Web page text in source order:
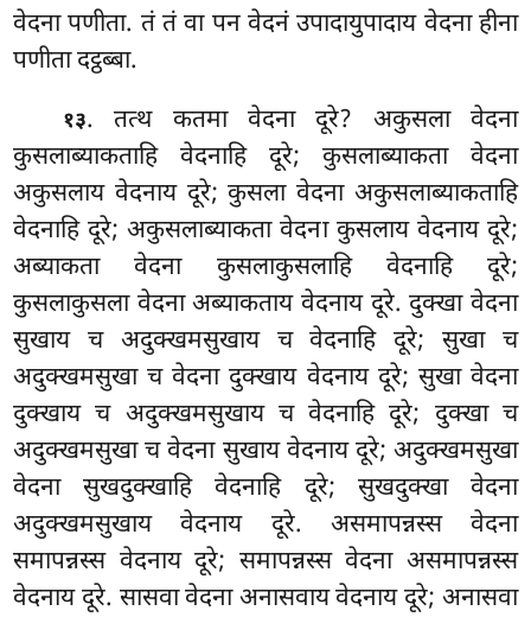
वेदना पणीता. तं तं वा पन वेदनं उपादायुपादाय वेदना हीना
पणीता दट्ठब्बा.
१३. तत्थ कतमा वेदना दूरे? अकुसला वेदना
कुसलाब्याकताहि वेदनाहि दूरे; कुसलाब्याकता वेदना
अकुसलाय वेदनाय दूरे; कुसला वेदना अकुसलाब्याकताहि
वेदनाहि दूरे; अकुसलाब्याकता वेदना कुसलाय वेदनाय दूरे;
अब्याकता वेदना कुसलाकुसलाहि वेदनाहि दूरे;
कुसलाकुसला वेदना अब्याकताय वेदनाय दूरे. दुक्खा वेदना
सुखाय च अदुक्खमसुखाय च वेदनाहि दूरे; सुखा च
अदुक्खमसुखा च वेदना दुक्खाय वेदनाय दूरे; सुखा वेदना
दुक्खाय च अदुक्खमसुखाय च वेदनाहि दूरे; दुक्खा च
अदुक्खमसुखा च वेदना सुखाय वेदनाय दूरे; अदुक्खमसुखा
वेदना सुखदुक्खाहि वेदनाहि दूरे; सुखदुक्खा वेदना
अदुक्खमसुखाय वेदनाय दूरे. असमापन्नस्स वेदना
समापन्नस्स वेदनाय दूरे; समापन्नस्स वेदना असमापन्नस्स
वेदनाय दूरे. सासवा वेदना अनासवाय वेदनाय दूरे; अनासवा